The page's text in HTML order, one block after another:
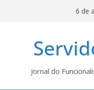
6 de
Jornal do